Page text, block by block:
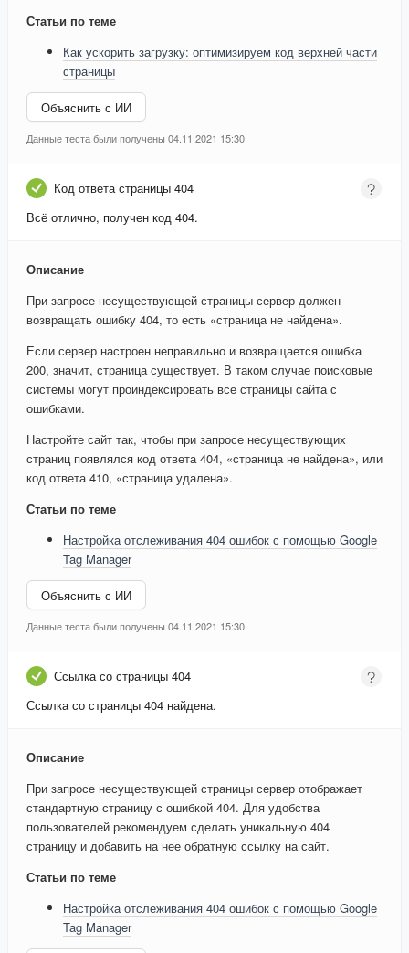
Статьи по теме
Как ускорить загрузку: оптимизируем код верхней части
страницы
Объяснить с ИИ
Данные теста были получены 04.11.2021 15:30
Код ответа страницы 404
Всё отлично, получен код 404.
Описание
При запросе несуществующей страницы сервер должен
возвращать ошибку 404, то есть «страница не найдена».
Если сервер настроен неправильно и возвращается ошибка
200, значит, страница существует. В таком случае поисковые
системы могут проиндексировать все страницы сайта с
ошибками.
Настройте сайт так, чтобы при запросе несуществующих
страниц появлялся код ответа 404, «страница не найдена», или
код ответа 410, «страница удалена».
Статьи по теме
Настройка отслеживания 404 ошибок с помощью Google
Tag Manager
Объяснить с ИИ
Данные теста были получены 04.11.2021 15:30
Ссылка со страницы 404
Ссылка со страницы 404 найдена.
Описание
При запросе несуществующей страницы сервер отображает
стандартную страницу с ошибкой 404. Для удобства
пользователей рекомендуем сделать уникальную 404
страницу и добавить на нее обратную ссылку на сайт.
Статьи по теме
Настройка отслеживания 404 ошибок с помощью Google
Tag Manager